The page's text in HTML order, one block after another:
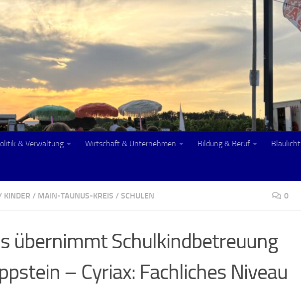
& Verwaltung Wirtschaft & Unternehmen Bildung & Beruf Blaulicht
KINDER / MAIN-TAUNUS-KREIS / SCHULEN 0
übernimmt Schulkindbetreuung
– Cyriax: Fachliches Niveau